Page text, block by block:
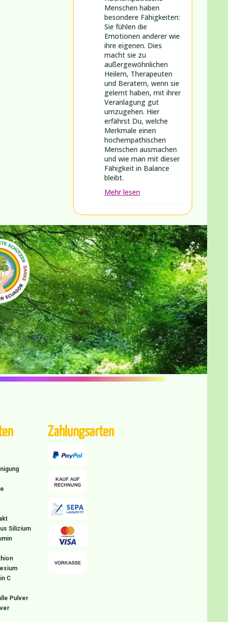
Menschen haben
besondere Fähigkeiten:
Sie fühlen die
Emotionen anderer wie
ihre eigenen. Dies
macht sie zu
außergewöhnlichen
Heilern, Therapeuten
und Beratern, wenn sie
gelernt haben, mit ihrer
Veranlagung gut
umzugehen. Hier
erfährst Du, welche
Merkmale einen
hochempathischen
Menschen ausmachen
und wie man mit dieser
Fähigkeit in Balance
bleibt.
Mehr lesen
Silizium
C
Pulver
Zahlungsarten